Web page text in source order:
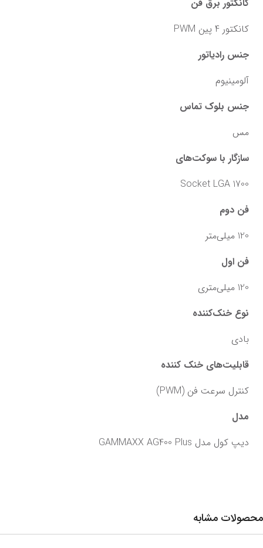
کانکتور برق فن
کانکتور 4 پین PWM
جنس رادیاتور
آلومینیوم
جنس بلوک تماس
مس
سازگار با سوکت‌های
Socket LGA 1700
فن دوم
120 میلی‌متر
فن اول
120 میلی‌متری
نوع خنک‌کننده
بادی
قابلیت‌های خنک کننده
کنترل سرعت فن (PWM)
مدل
دیپ کول مدل GAMMAXX AG400 Plus
محصولات مشابه